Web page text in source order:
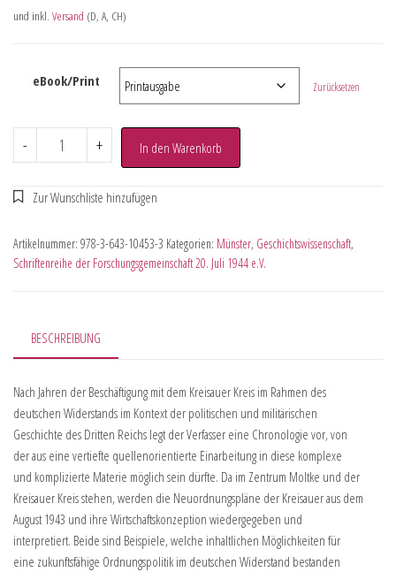
und inkl. Versand (D, A, CH)
eBook/Print Zurücksetzen
- + In den Warenkorb
Artikelnummer: 978-3-643-10453-3 Kategorien: Münster, Geschichtswissenschaft,
Schriftenreihe der Forschungsgemeinschaft 20. Juli 1944 e.V.
BESCHREIBUNG
Nach Jahren der Beschäftigung mit dem Kreisauer Kreis im Rahmen des
deutschen Widerstands im Kontext der politischen und militärischen
Geschichte des Dritten Reichs legt der Verfasser eine Chronologie vor, von
der aus eine vertiefte quellenorientierte Einarbeitung in diese komplexe
und komplizierte Materie möglich sein dürfte. Da im Zentrum Moltke und der
Kreisauer Kreis stehen, werden die Neuordnungspläne der Kreisauer aus dem
August 1943 und ihre Wirtschaftskonzeption wiedergegeben und
interpretiert. Beide sind Beispiele, welche inhaltlichen Möglichkeiten für
eine zukunftsfähige Ordnungspolitik im deutschen Widerstand bestanden